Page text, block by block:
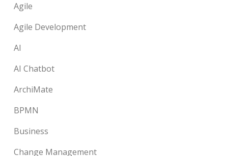
Agile
Agile Development
AI
AI Chatbot
ArchiMate
BPMN
Business
Change Management